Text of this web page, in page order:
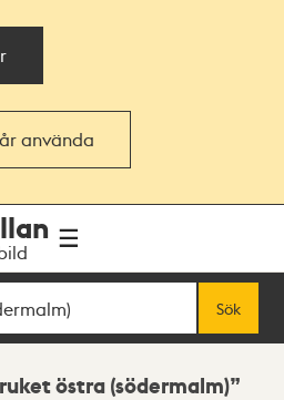
använda
Sök
östra (södermalm)